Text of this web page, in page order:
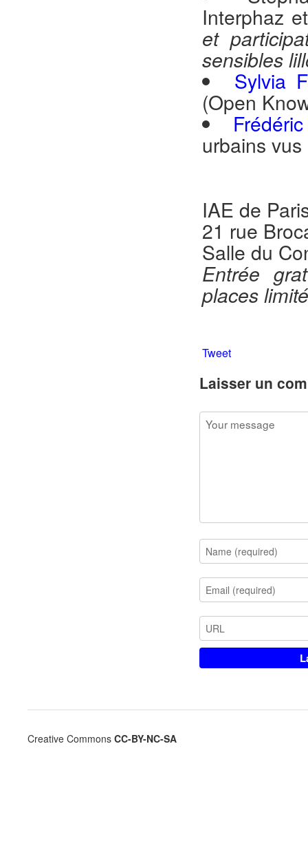
Interphaz
et
sensibles
Sylvia
(Open
urbains
IAE de
21 rue
Salle du
Entrée
places
Tweet
Laisser un
Creative Commons CC-BY-NC-SA